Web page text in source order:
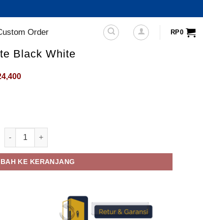
Order RP0
Black White
Harga
Kuantitas Sepatu Sneakers Fonte Black White
KE KERANJANG